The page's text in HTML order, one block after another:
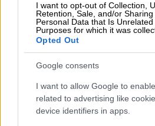
I want to opt-out of Collection,
Retention, Sale, and/or
Personal Data that Is
Purposes for which it was
Opted Out
Google consents
I want to allow Google to
related to advertising like
device identifiers in apps.